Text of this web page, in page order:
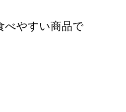
べやすい商品で